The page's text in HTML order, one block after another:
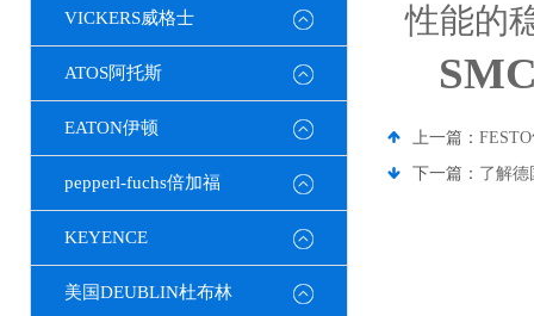
VICKERS威格士
ATOS阿托斯
EATON伊顿
pepperl-fuchs倍加福
KEYENCE
美国DEUBLIN杜布林
性能的
上一篇：
下一篇： 了解德